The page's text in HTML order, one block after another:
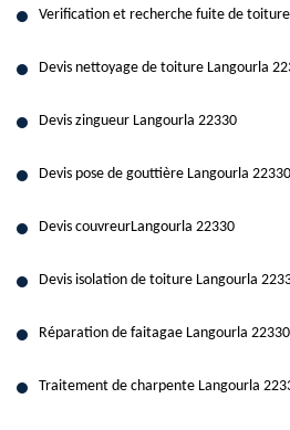
Verification et recherche fuite de
Devis nettoyage de toiture Langourla
Devis zingueur Langourla 22330
Devis pose de gouttière Langourla 22330
Devis couvreurLangourla 22330
Devis isolation de toiture Langourla
Réparation de faitagae Langourla 22330
Traitement de charpente Langourla